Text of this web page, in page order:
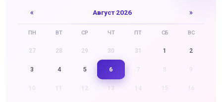
« Август 2026 »
ПН ВТ СР ЧТ ПТ СБ ВС
27 28 29 30 31 1 2
3 4 5 6
13 16